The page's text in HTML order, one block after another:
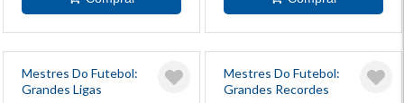
Mestres Do Futebol:
Grandes Ligas
Mestres Do Futebol:
Grandes Recordes